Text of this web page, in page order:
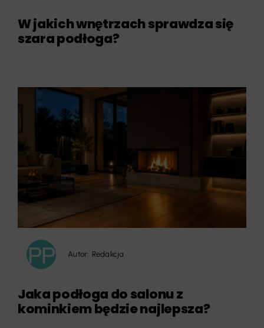
W jakich wnętrzach sprawdza się
szara podłoga?
Autor: Redakcja
Jaka podłoga do salonu z
kominkiem będzie najlepsza?